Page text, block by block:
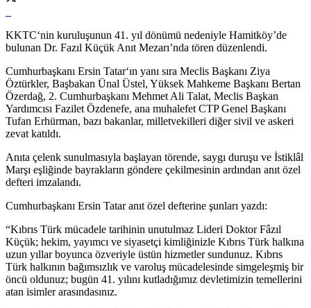
KKTC‘nin kuruluşunun 41. yıl dönümü nedeniyle Hamitköy’de
bulunan Dr. Fazıl Küçük Anıt Mezarı’nda tören düzenlendi.
Cumhurbaşkanı Ersin Tatar‘ın yanı sıra Meclis Başkanı Ziya
Öztürkler, Başbakan Ünal Üstel, Yüksek Mahkeme Başkanı Bertan
Özerdağ, 2. Cumhurbaşkanı Mehmet Ali Talat, Meclis Başkan
Yardımcısı Fazilet Özdenefe, ana muhalefet CTP Genel Başkanı
Tufan Erhürman, bazı bakanlar, milletvekilleri diğer sivil ve askeri
zevat katıldı.
Anıta çelenk sunulmasıyla başlayan törende, saygı duruşu ve İstiklâl
Marşı eşliğinde bayrakların göndere çekilmesinin ardından anıt özel
defteri imzalandı.
Cumhurbaşkanı Ersin Tatar anıt özel defterine şunları yazdı:
“Kıbrıs Türk mücadele tarihinin unutulmaz Lideri Doktor Fâzıl
Küçük; hekim, yayımcı ve siyasetçi kimliğinizle Kıbrıs Türk halkına
uzun yıllar boyunca özveriyle üstün hizmetler sundunuz. Kıbrıs
Türk halkının bağımsızlık ve varoluş mücadelesinde simgeleşmiş bir
öncü oldunuz; bugün 41. yılını kutladığımız devletimizin temellerini
atan isimler arasındasınız.